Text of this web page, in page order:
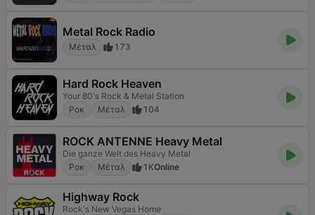
Metal Rock Radio
Μέταλ 173
Hard Rock Heaven
Your 80's Rock & Metal Station
Ροκ
Μέταλ 104
ROCK ANTENNE Heavy Metal
Die ganze Welt des Heavy Metal
Ροκ
Μέταλ 1KOnline
Highway Rock
Rock's New Vegas Home